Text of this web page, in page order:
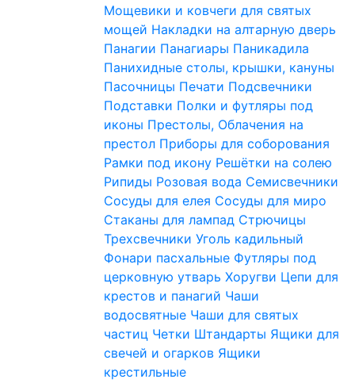
Мощевики и ковчеги для святых
мощей Накладки на алтарную дверь
Панагии Панагиары Паникадила
Панихидные столы, крышки, кануны
Пасочницы Печати Подсвечники
Подставки Полки и футляры под
иконы Престолы, Облачения на
престол Приборы для соборования
Рамки под икону Решётки на солею
Рипиды Розовая вода Семисвечники
Сосуды для елея Сосуды для миро
Стаканы для лампад Стрючицы
Трехсвечники Уголь кадильный
Фонари пасхальные Футляры под
церковную утварь Хоругви Цепи для
крестов и панагий Чаши
водосвятные Чаши для святых
частиц Четки Штандарты Ящики для
свечей и огарков Ящики
крестильные